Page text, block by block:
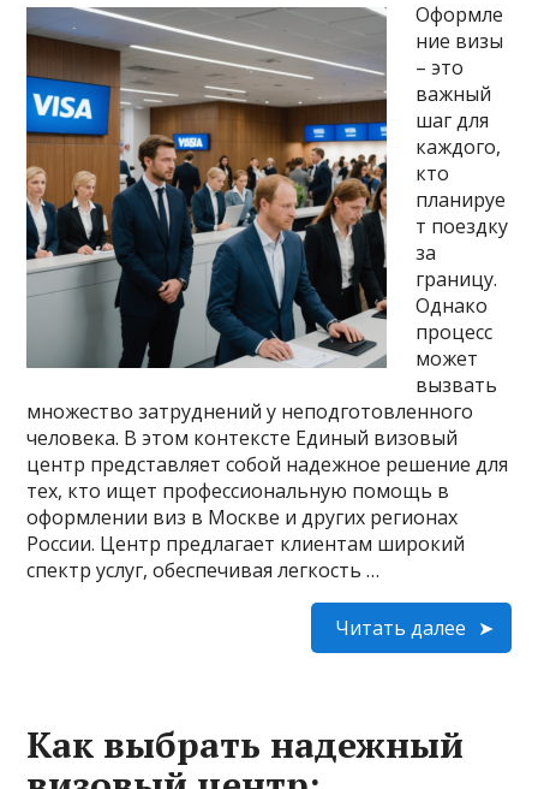
Оформле
ние визы
– это
важный
шаг для
каждого,
кто
планируе
т поездку
за
границу.
Однако
процесс
может
вызвать
множество затруднений у неподготовленного
человека. В этом контексте Единый визовый
центр представляет собой надежное решение для
тех, кто ищет профессиональную помощь в
оформлении виз в Москве и других регионах
России. Центр предлагает клиентам широкий
спектр услуг, обеспечивая легкость …
Читать далее
Как выбрать надежный